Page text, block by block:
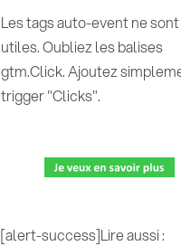
Les tags auto-event ne
utiles. Oubliez les balises
gtm.Click. Ajoutez
trigger "Clicks".
[alert-success]Lire aussi :